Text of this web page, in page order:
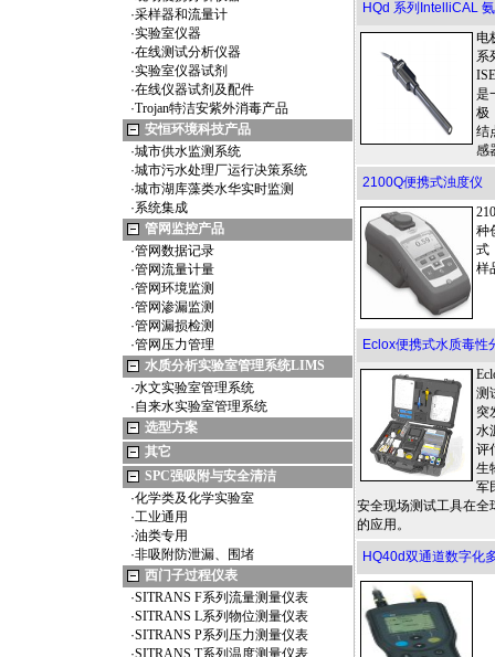
·采样器和流量计
·实验室仪器
·在线测试分析仪器
·实验室仪器试剂
·在线仪器试剂及配件
·Trojan特洁安紫外消毒产品
安恒环境科技产品
·城市供水监测系统
·城市污水处理厂运行决策系统
·城市湖库藻类水华实时监测
·系统集成
管网监控产品
·管网数据记录
·管网流量计量
·管网环境监测
·管网渗漏监测
·管网漏损检测
·管网压力管理
水质分析实验室管理系统LIMS
·水文实验室管理系统
·自来水实验室管理系统
选型方案
其它
SPC强吸附与安全清洁
·化学类及化学实验室
·工业通用
·油类专用
·非吸附防泄漏、围堵
西门子过程仪表
·SITRANS F系列流量测量仪表
·SITRANS L系列物位测量仪表
·SITRANS P系列压力测量仪表
·SITRANS T系列温度测量仪表
HQd 系列IntelliCAL
电
系
是
极
结
感
2100Q便携式浊度仪
种
式
样
Eclox便携式水质毒性
测
突
水
评
生
军
安全现场测试工具在全
的应用。
HQ40d双通道数字化